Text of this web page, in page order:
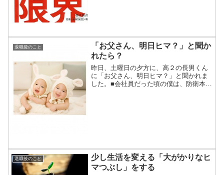
退職後のこと
「お父さん、明日ヒマ？」と聞か
れたら？
昨日、土曜日の夕方に、高２の長男くん
に「お父さん、明日ヒマ？」と聞かれま
した。■会社員だった頃の僕は、防衛本能
退職後のこと
少し生活を変える「大がかりなヒ
マつぶし」をする